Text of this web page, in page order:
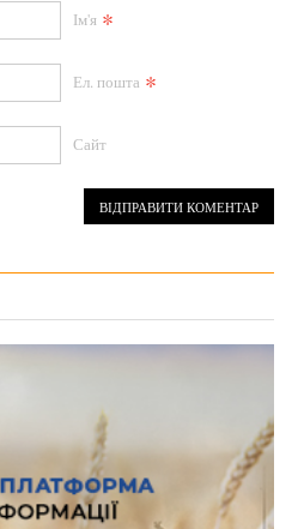
Ім'я *
Ел. пошта *
Сайт